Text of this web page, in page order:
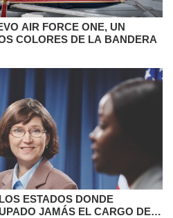
AIR FORCE ONE, UN
COLORES DE LA BANDERA
ESTADOS DONDE
JAMÁS EL CARGO DE